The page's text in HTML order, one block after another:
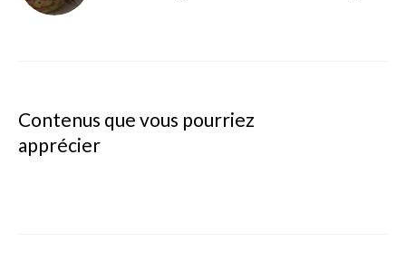
Contenus que vous pourriez
apprécier